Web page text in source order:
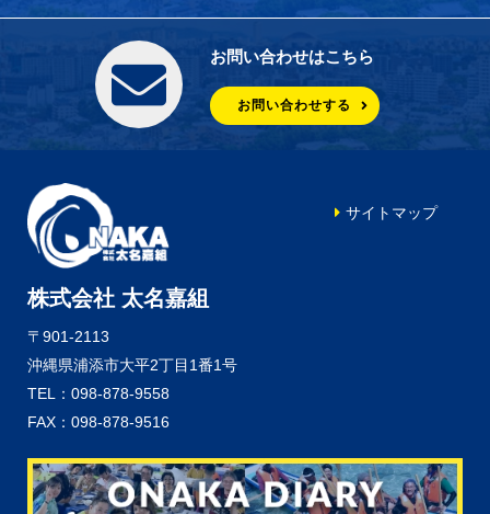
お問い合わせはこちら
お問い合わせする
株式会社 太名嘉組
〒901-2113
沖縄県浦添市大平2丁目1番1号
TEL：098-878-9558
FAX：098-878-9516
サイトマップ